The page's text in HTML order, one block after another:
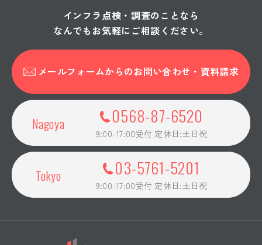
新橋橋梁補修設計業務
業務委託
橋梁点検 相生橋 詳細調査
橋梁点検 橋梁点検補助業務
橋梁点検
橋梁補修工事の内橋梁点検業務
委託(その3)
橋梁点検
令和7年度 道路橋梁維持事業
黒俣橋外橋梁点検業務委託
橋梁点検
2025年度 多治見・岐阜・名古
インフラ点検・調査のことなら
なんでもお気軽にご相談ください。
メールフォームからのお問い合わせ・資料請求
Nagoya 0568-87-6520
9:00-17:00受付 定休日:土日祝
Tokyo 03-5761-5201
9:00-17:00受付 定休日:土日祝